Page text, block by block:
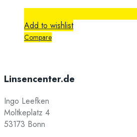
Add to wishlist
Compare
Linsencenter.de
Ingo Leefken
Moltkeplatz 4
53173 Bonn